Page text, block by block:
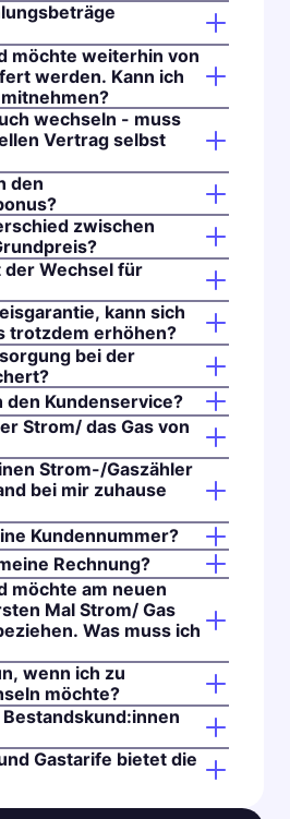
möchte weiterhin von
werden. Kann ich
wechseln - muss
Vertrag selbst
den
zwischen
Wechsel für
kann sich
trotzdem erhöhen?
bei der
Kundenservice?
Strom/ das Gas von
Strom-/Gaszähler
bei mir zuhause
Kundennummer?
Rechnung?
möchte am neuen
Mal Strom/ Gas
Was muss ich
wenn ich zu
möchte?
Gastarife bietet die